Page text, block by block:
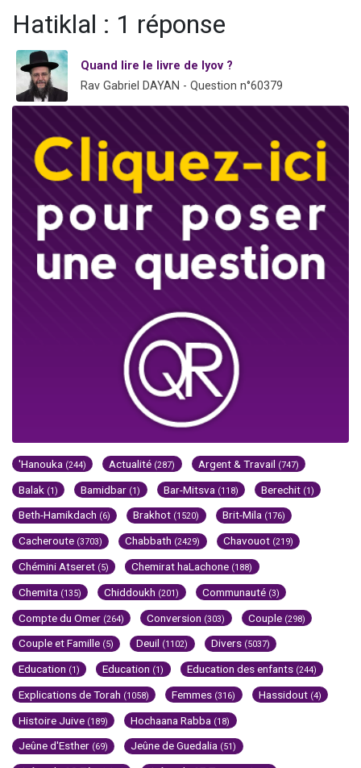
Il reste 49 places pour étudier en groupe sur Zoom
3 personnes viennent de faire un don pour Diane, 80 ans, dans un appartement insalubre
5 personnes viennent de faire un don pour Reloger Rivka, 6 enfants, victime de violences...
Hatiklal : 1 réponse
Quand lire le livre de Iyov ?
Rav Gabriel DAYAN - Question n°60379
'Hanouka (244) Actualité (287) Argent & Travail (747)
Balak (1) Bamidbar (1) Bar-Mitsva (118) Berechit (1)
Beth-Hamikdach (6) Brakhot (1520) Brit-Mila (176)
Cacheroute (3703) Chabbath (2429) Chavouot (219)
Chémini Atseret (5) Chemirat haLachone (188)
Chemita (135) Chiddoukh (201) Communauté (3)
Compte du Omer (264) Conversion (303) Couple (298)
Couple et Famille (5) Deuil (1102) Divers (5037)
Education (1) Education (1) Education des enfants (244)
Explications de Torah (1058) Femmes (316) Hassidout (4)
Histoire Juive (189) Hochaana Rabba (18)
Jeûne d'Esther (69) Jeûne de Guedalia (51)